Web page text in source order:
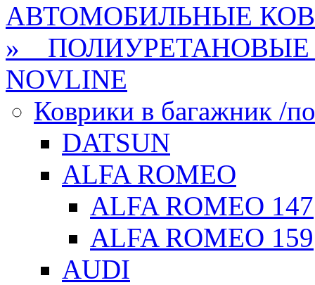
АВТОМОБИЛЬНЫЕ
» ПОЛИУРЕТАНОВЫЕ
NOVLINE
Коврики в багажник /
DATSUN
ALFA ROMEO
ALFA ROMEO 147
ALFA ROMEO 159
AUDI